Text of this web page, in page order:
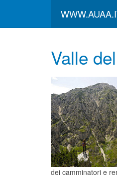
Valle
dei camminatori e